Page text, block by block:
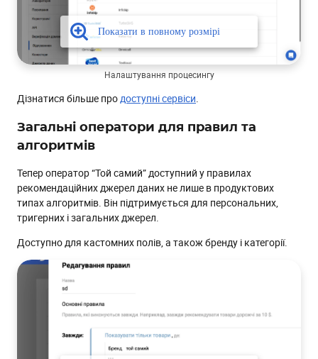
Налаштування процесингу
Дізнатися більше продоступні сервіси.
Загальні оператори для правил та
алгоритмів
Тепер оператор “Той самий” доступний у правилах
рекомендаційних джерел даних не лише в продуктових
типах алгоритмів. Він підтримується для персональних,
тригерних і загальних джерел.
Доступно для кастомних полів, а також бренду і категорії.